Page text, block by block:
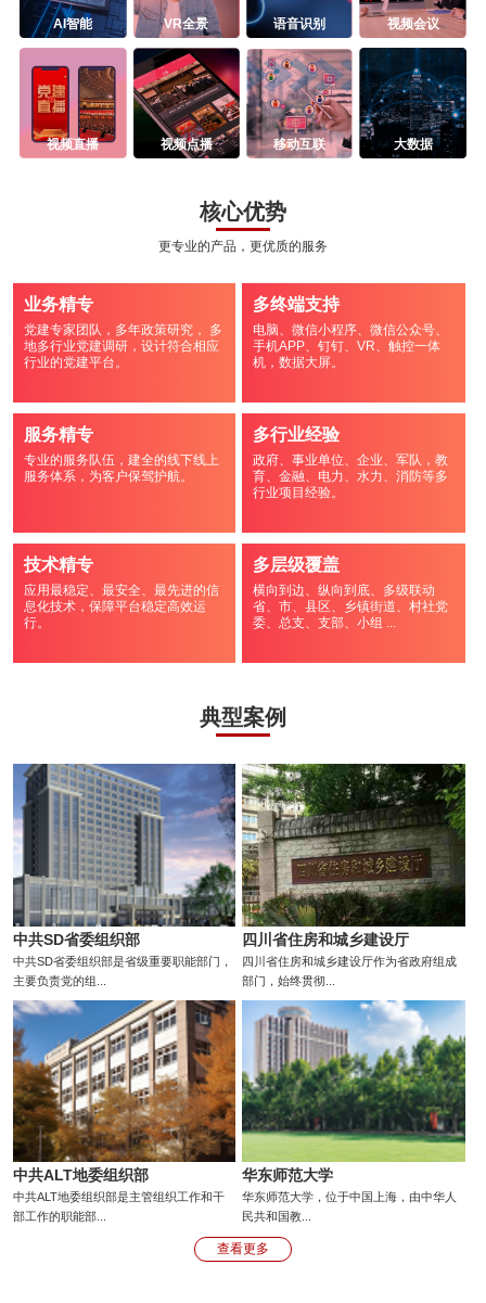
AI智能 VR全景 语音识别 视频会议
视频直播 视频点播 移动互联 大数据
核心优势
更专业的产品，更优质的服务
业务精专
党建专家团队，多年政策研究， 多
地多行业党建调研，设计符合相应
行业的党建平台。
多终端支持
电脑、微信小程序、微信公众号、
手机APP、钉钉、VR、触控一体
机，数据大屏。
服务精专
专业的服务队伍，建全的线下线上
服务体系，为客户保驾护航。
多行业经验
政府、事业单位、企业、军队，教
育、金融、电力、水力、消防等多
行业项目经验。
技术精专
应用最稳定、最安全、最先进的信
息化技术，保障平台稳定高效运
行。
多层级覆盖
横向到边、纵向到底、多级联动
省、市、县区、乡镇街道、村社党
委、总支、支部、小组 ...
典型案例
中共SD省委组织部
中共SD省委组织部是省级重要职能部门，
主要负责党的组...
四川省住房和城乡建设厅
四川省住房和城乡建设厅作为省政府组成
部门，始终贯彻...
中共ALT地委组织部
中共ALT地委组织部是主管组织工作和干
部工作的职能部...
华东师范大学
华东师范大学，位于中国上海，由中华人
民共和国教...
查看更多